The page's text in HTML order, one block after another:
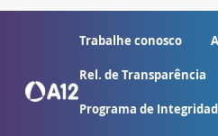
Trabalhe conosco
Rel. de Transparência
Programa de